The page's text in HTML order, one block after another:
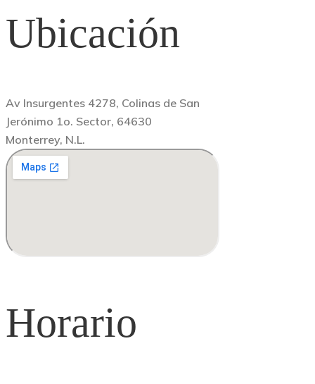
Ubicación
Av Insurgentes 4278, Colinas de San
Jerónimo 1o. Sector, 64630
Monterrey, N.L.
Horario